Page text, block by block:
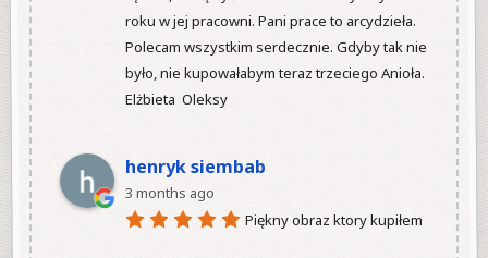
roku w jej pracowni. Pani prace to arcydzieła.
Polecam wszystkim serdecznie. Gdyby tak nie
było, nie kupowałabym teraz trzeciego Anioła.
Elżbieta  Oleksy
henryk siembab
3 months ago
Piękny obraz ktory kupiłem